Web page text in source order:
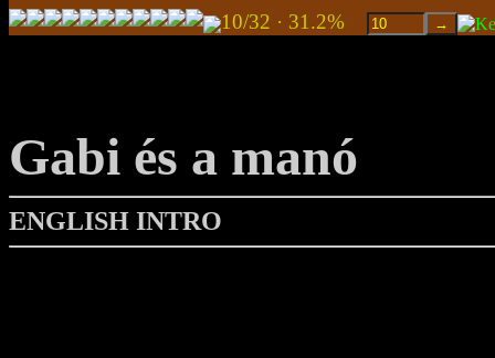
10/32 · 31.2%
Gabi és a manó
ENGLISH INTRO